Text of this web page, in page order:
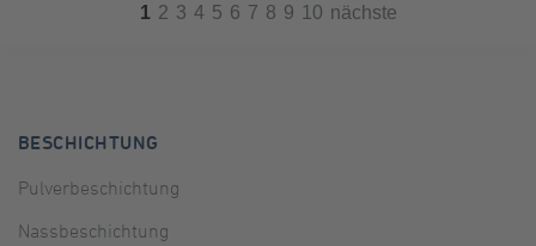
1 2 3 4 5 6 7 8 9 10 nächste
BESCHICHTUNG
Pulverbeschichtung
Nassbeschichtung